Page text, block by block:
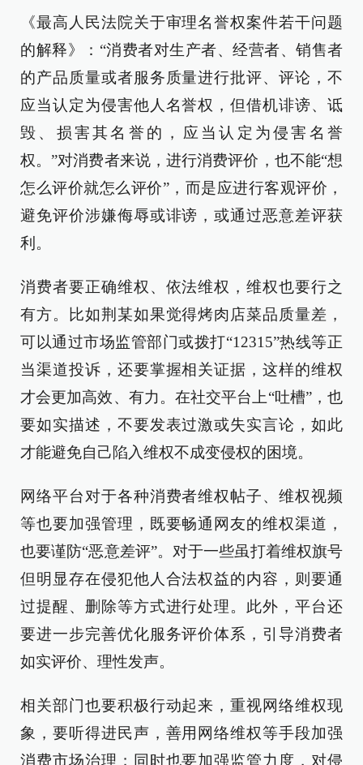
《最高人民法院关于审理名誉权案件若干问题
的解释》：“消费者对生产者、经营者、销售者
的产品质量或者服务质量进行批评、评论，不
应当认定为侵害他人名誉权，但借机诽谤、诋
毁、损害其名誉的，应当认定为侵害名誉
权。”对消费者来说，进行消费评价，也不能“想
怎么评价就怎么评价”，而是应进行客观评价，
避免评价涉嫌侮辱或诽谤，或通过恶意差评获
利。
消费者要正确维权、依法维权，维权也要行之
有方。比如荆某如果觉得烤肉店菜品质量差，
可以通过市场监管部门或拨打“12315”热线等正
当渠道投诉，还要掌握相关证据，这样的维权
才会更加高效、有力。在社交平台上“吐槽”，也
要如实描述，不要发表过激或失实言论，如此
才能避免自己陷入维权不成变侵权的困境。
网络平台对于各种消费者维权帖子、维权视频
等也要加强管理，既要畅通网友的维权渠道，
也要谨防“恶意差评”。对于一些虽打着维权旗号
但明显存在侵犯他人合法权益的内容，则要通
过提醒、删除等方式进行处理。此外，平台还
要进一步完善优化服务评价体系，引导消费者
如实评价、理性发声。
相关部门也要积极行动起来，重视网络维权现
象，要听得进民声，善用网络维权等手段加强
消费市场治理；同时也要加强监管力度，对侵